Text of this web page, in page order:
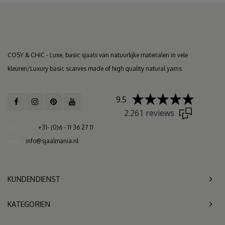
COSY & CHIC - Luxe, basic sjaals van natuurlijke materialen in vele
kleuren/Luxury basic scarves made of high quality natural yarns
+31- (0)6 - 11 36 27 11
info@sjaalmania.nl
9.5
2.261 reviews
KUNDENDIENST
KATEGORIEN